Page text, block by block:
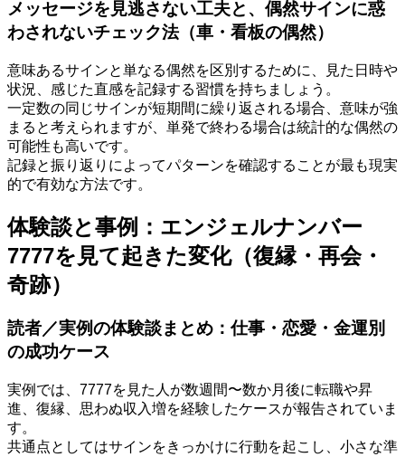
メッセージを見逃さない工夫と、偶然サインに惑
わされないチェック法（車・看板の偶然）
意味あるサインと単なる偶然を区別するために、見た日時や
状況、感じた直感を記録する習慣を持ちましょう。
一定数の同じサインが短期間に繰り返される場合、意味が強
まると考えられますが、単発で終わる場合は統計的な偶然の
可能性も高いです。
記録と振り返りによってパターンを確認することが最も現実
的で有効な方法です。
体験談と事例：エンジェルナンバー
7777を見て起きた変化（復縁・再会・
奇跡）
読者／実例の体験談まとめ：仕事・恋愛・金運別
の成功ケース
実例では、7777を見た人が数週間〜数か月後に転職や昇
進、復縁、思わぬ収入増を経験したケースが報告されていま
す。
共通点としてはサインをきっかけに行動を起こし、小さな準